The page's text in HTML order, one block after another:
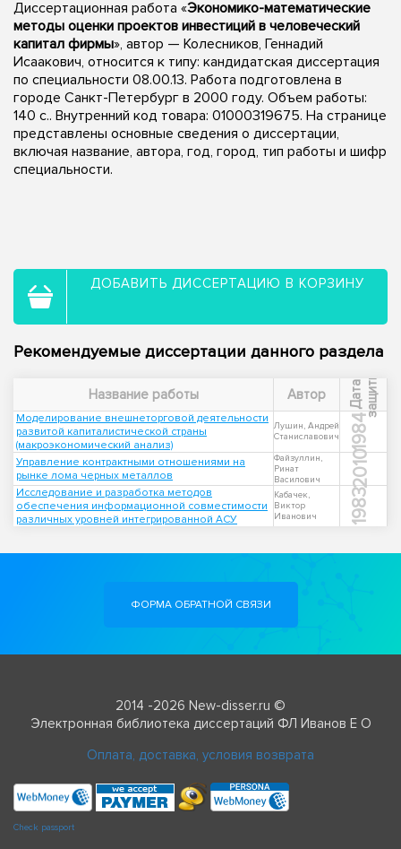
Диссертационная работа «Экономико-математические
методы оценки проектов инвестиций в человеческий
капитал фирмы», автор — Колесников, Геннадий
Исаакович, относится к типу: кандидатская диссертация
по специальности 08.00.13. Работа подготовлена в
городе Санкт-Петербург в 2000 году. Объем работы:
140 с.. Внутренний код товара: 01000319675. На странице
представлены основные сведения о диссертации,
включая название, автора, год, город, тип работы и шифр
специальности.
ДОБАВИТЬ ДИССЕРТАЦИЮ В КОРЗИНУ
Рекомендуемые диссертации данного раздела
Название работы Автор Д
а
т
а
з
а
щ
и
т ы
Моделирование внешнеторговой деятельности
развитой капиталистической страны
(макроэкономический анализ)
Лушин, Андрей
Станиславович
1984
Управление контрактными отношениями на
рынке лома черных металлов
Файзуллин,
Ринат
Василович
2010
Исследование и разработка методов
обеспечения информационной совместимости
различных уровней интегрированной АСУ
Кабачек,
Виктор
Иванович
1983
ФОРМА ОБРАТНОЙ СВЯЗИ
2014 -2026 New-disser.ru ©
Электронная библиотека диссертаций ФЛ Иванов Е О
Оплата, доставка, условия возврата
Check passport